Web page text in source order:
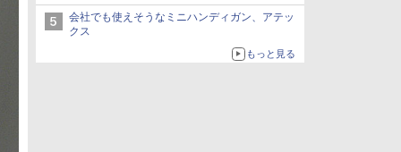
会社でも使えそうなミニハンディガン、アテッ
クス
もっと見る